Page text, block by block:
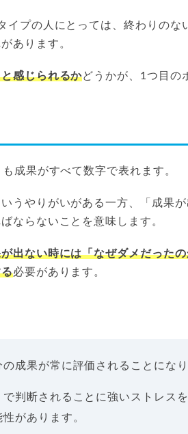
イプの人にとっては、終わりのな
あります。
感じられるかどうかが、1つ目の
成果がすべて数字で表れます。
うやりがいがある一方、「成果
ならないことを意味します。
出ない時には「なぜダメだった
必要があります。
成果が常に評価されることにな
判断されることに強いストレス
があります。